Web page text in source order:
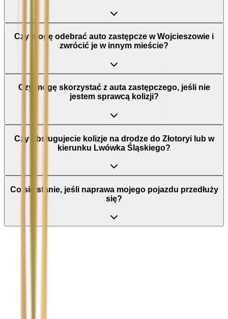
Czy mogę odebrać auto zastępcze w Wojcieszowie i
zwrócić je w innym mieście?
Czy mogę skorzystać z auta zastępczego, jeśli nie
jestem sprawcą kolizji?
Czy obsługujecie kolizje na drodze do Złotoryi lub w
kierunku Lwówka Śląskiego?
Co się stanie, jeśli naprawa mojego pojazdu przedłuży
się?